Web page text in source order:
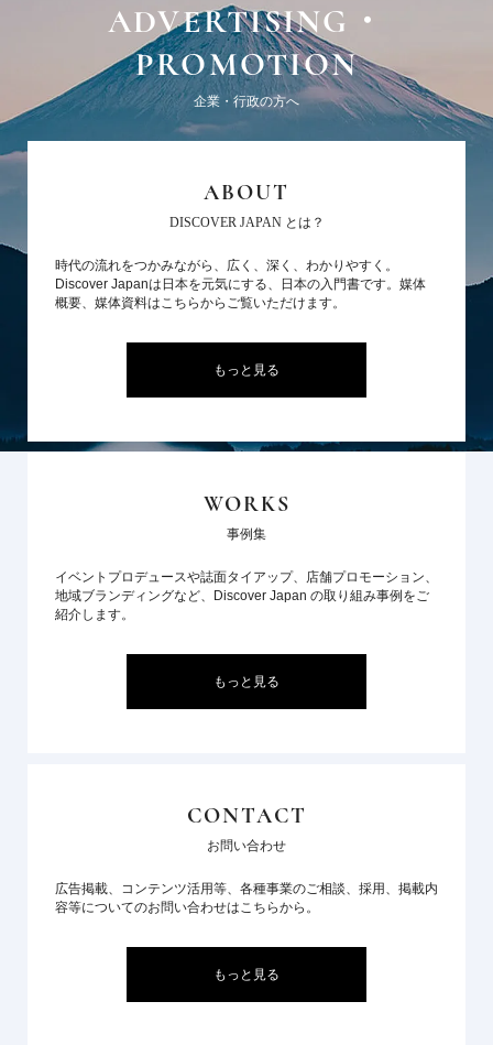
ADVERTISING・
PROMOTION
企業・行政の方へ
ABOUT
DISCOVER JAPAN とは？
時代の流れをつかみながら、広く、深く、わかりやすく。
Discover Japanは日本を元気にする、日本の入門書です。媒体
概要、媒体資料はこちらからご覧いただけます。
もっと見る
WORKS
事例集
イベントプロデュースや誌面タイアップ、店舗プロモーション、
地域ブランディングなど、Discover Japan の取り組み事例をご
紹介します。
もっと見る
CONTACT
お問い合わせ
広告掲載、コンテンツ活用等、各種事業のご相談、採用、掲載内
容等についてのお問い合わせはこちらから。
もっと見る